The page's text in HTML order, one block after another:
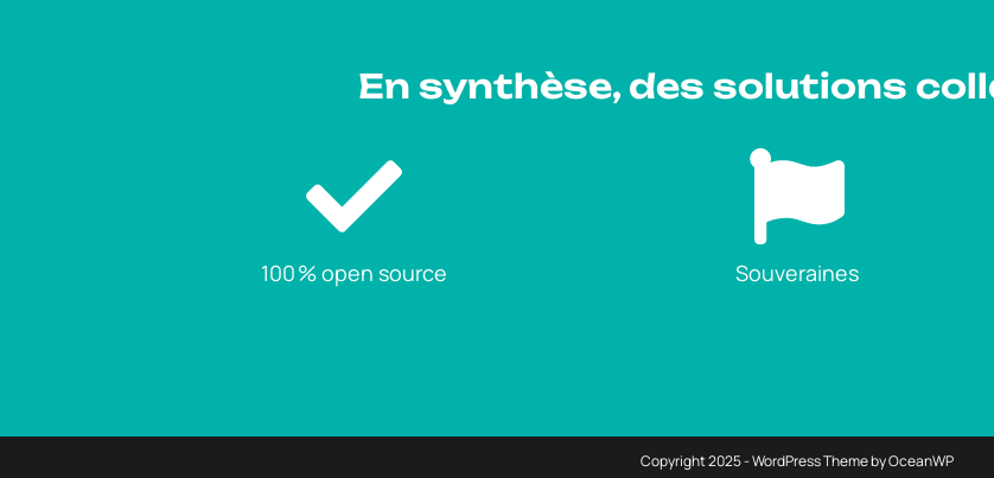
En synthèse, des solutions
100 % open source Souveraines
Copyright 2025 - WordPress Theme by OceanWP